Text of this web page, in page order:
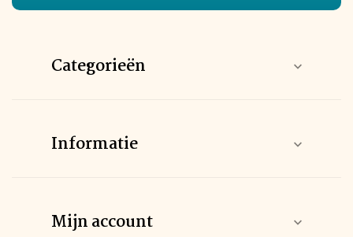
Categorieën
Informatie
Mijn account